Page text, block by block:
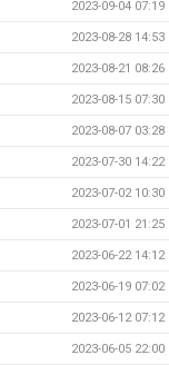
2023-09-04 07:19
2023-08-28 14:53
2023-08-21 08:26
2023-08-15 07:30
2023-08-07 03:28
2023-07-30 14:22
2023-07-02 10:30
2023-07-01 21:25
2023-06-22 14:12
2023-06-19 07:02
2023-06-12 07:12
2023-06-05 22:00